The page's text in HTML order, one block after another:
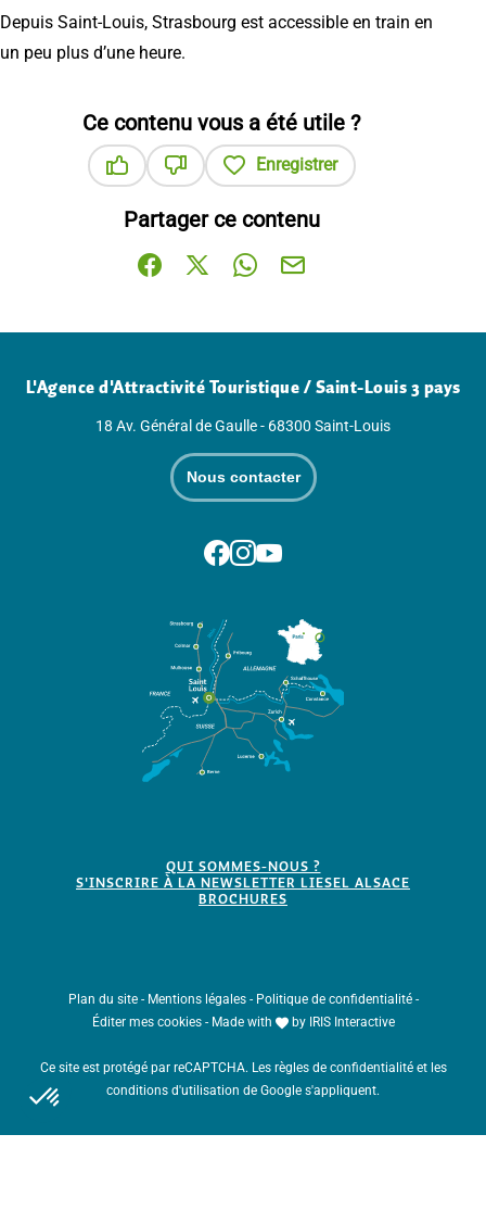
Depuis Saint-Louis, Strasbourg est accessible en train en
un peu plus d’une heure.
Ce contenu vous a été utile ?
Enregistrer
Partager ce contenu
Partager sur Facebook (nouvelle fenêtre)
Partager sur X / Twitter (nouvelle
Partager sur WhatsApp
Partager par mail
L'Agence d'Attractivité Touristique / Saint-Louis 3 pays
18 Av. Général de Gaulle - 68300 Saint-Louis
Nous contacter
Suivez-nous sur Facebook
Suivez-nous sur Instagram
Suivez-nous sur Youtube
QUI SOMMES-NOUS ?
S'INSCRIRE À LA NEWSLETTER LIESEL ALSACE
BROCHURES
Plan du site - Mentions légales - Politique de confidentialité -
Éditer mes cookies - Made with by IRIS Interactive
Ce site est protégé par reCAPTCHA. Les règles de confidentialitéet les
conditions d'utilisation de Google s'appliquent.